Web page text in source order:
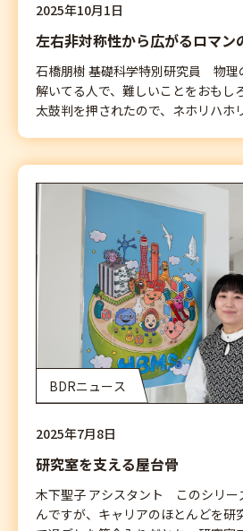
2025年10月1日
左右非対称性から広がるロマン
石橋朋樹 基礎科学特別研究員 物理
解いてる人で、難しいことをおもし
太鼓判を押されたので、ネホリハホ
BDRニュース
2025年7月8日
研究室を支える屋台骨
木下聖子 アシスタント このシリー
んですが、キャリアのほとんどを研